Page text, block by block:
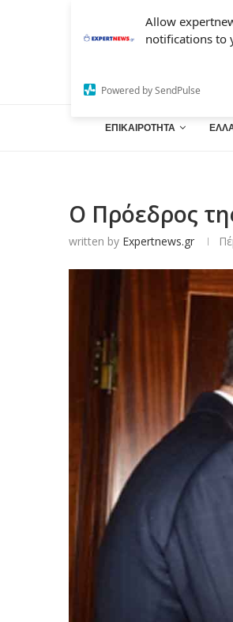
Allow
notifications to
Powered by SendPulse
ΕΠΙΚΑΙΡΟΤΗΤΑ
Ο Πρόεδρος
written by Expertnews.gr